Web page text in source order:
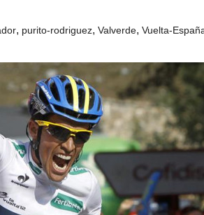
, purito-rodriguez, Valverde, Vuelta-